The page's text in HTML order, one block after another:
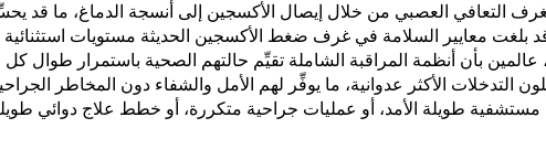
التعافي العصبي من خلال إيصال الأكسجين إلى أنسجة الدماغ، ما قد
بلغت معايير السلامة في غرف ضغط الأكسجين الحديثة مستويات
بأن أنظمة المراقبة الشاملة تقيِّم حالتهم الصحية باستمرار طوال
الأكثر عدوانية، ما يوفِّر لهم الأمل والشفاء دون المخاطر الجراحية
مستشفية طويلة الأمد، أو عمليات جراحية متكررة، أو خطط علاج دوائي